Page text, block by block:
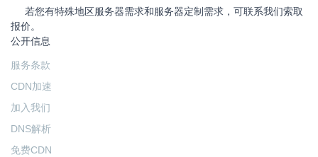
若您有特殊地区服务器需求和服务器定制需求，可联系我们索取
报价。
公开信息
服务条款
CDN加速
加入我们
DNS解析
免费CDN